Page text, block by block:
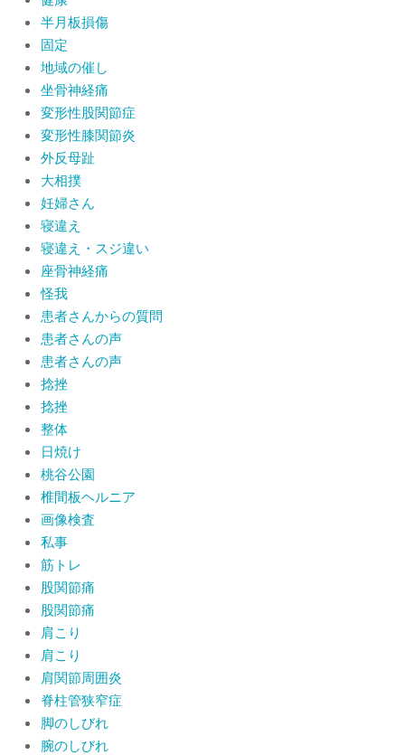
半月板損傷
固定
地域の催し
坐骨神経痛
変形性股関節症
変形性膝関節炎
外反母趾
大相撲
妊婦さん
寝違え
寝違え・スジ違い
座骨神経痛
怪我
患者さんからの質問
患者さんの声
患者さんの声
捻挫
捻挫
整体
日焼け
桃谷公園
椎間板ヘルニア
画像検査
私事
筋トレ
股関節痛
股関節痛
肩こり
肩こり
肩関節周囲炎
脊柱管狭窄症
脚のしびれ
腕のしびれ